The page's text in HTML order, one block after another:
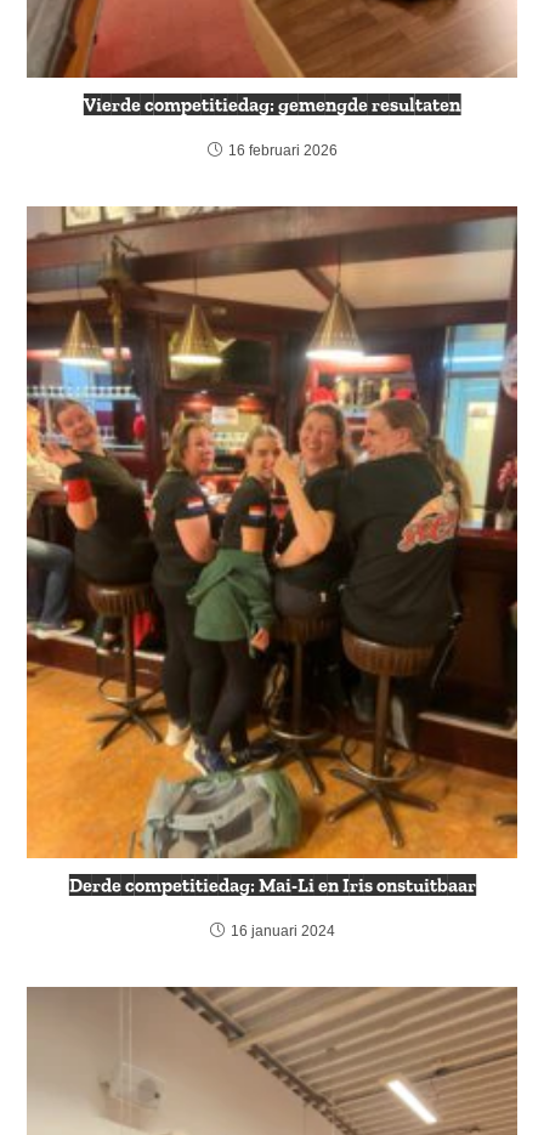
Vierde competitiedag: gemengde resultaten
16 februari 2026
Derde competitiedag: Mai-Li en Iris onstuitbaar
16 januari 2024